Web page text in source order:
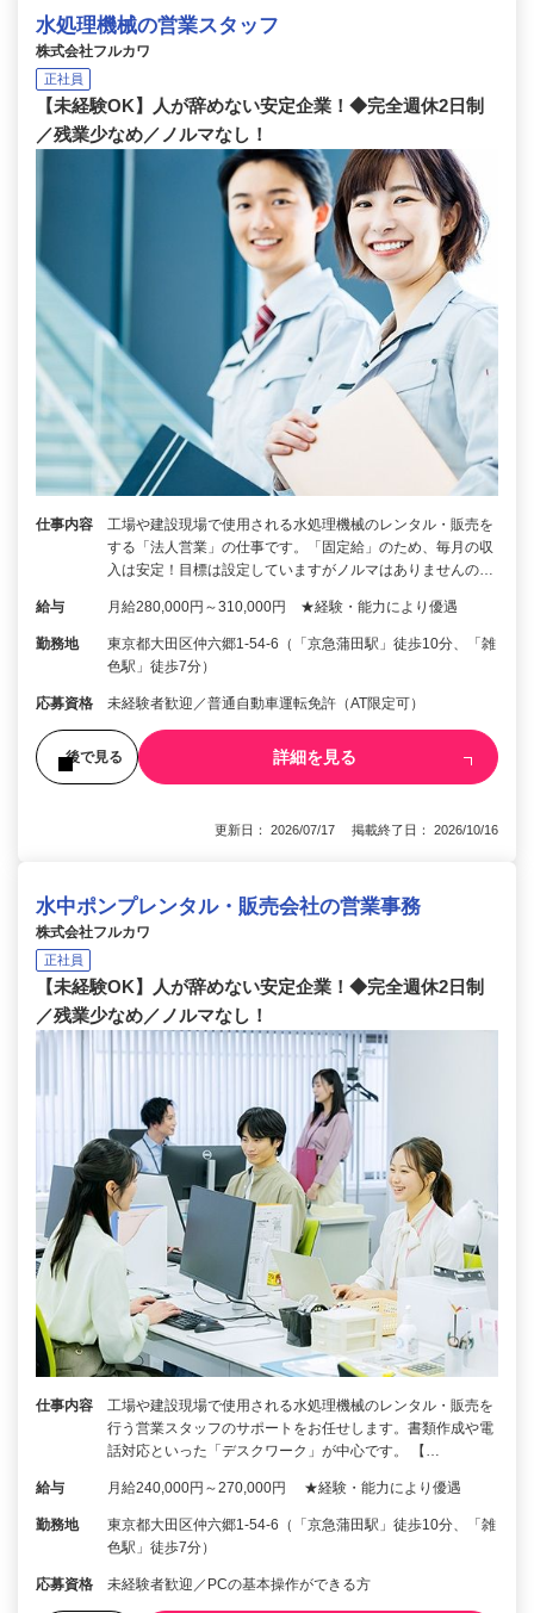
水処理機械の営業スタッフ
株式会社フルカワ
正社員
【未経験OK】人が辞めない安定企業！◆完全週休2日制
／残業少なめ／ノルマなし！
仕事内容
工場や建設現場で使用される水処理機械のレンタル・販売を
する「法人営業」の仕事です。「固定給」のため、毎月の収
入は安定！目標は設定していますがノルマはありませんの…
給与 月給280,000円～310,000円 ★経験・能力により優遇
勤務地
東京都大田区仲六郷1-54-6（「京急蒲田駅」徒歩10分、「雑
色駅」徒歩7分）
応募資格 未経験者歓迎／普通自動車運転免許（AT限定可）
後で見る 詳細を見る
更新日： 2026/07/17 掲載終了日： 2026/10/16
水中ポンプレンタル・販売会社の営業事務
株式会社フルカワ
正社員
【未経験OK】人が辞めない安定企業！◆完全週休2日制
／残業少なめ／ノルマなし！
仕事内容
工場や建設現場で使用される水処理機械のレンタル・販売を
行う営業スタッフのサポートをお任せします。書類作成や電
話対応といった「デスクワーク」が中心です。 【…
給与 月給240,000円～270,000円 ★経験・能力により優遇
勤務地
東京都大田区仲六郷1-54-6（「京急蒲田駅」徒歩10分、「雑
色駅」徒歩7分）
応募資格 未経験者歓迎／PCの基本操作ができる方